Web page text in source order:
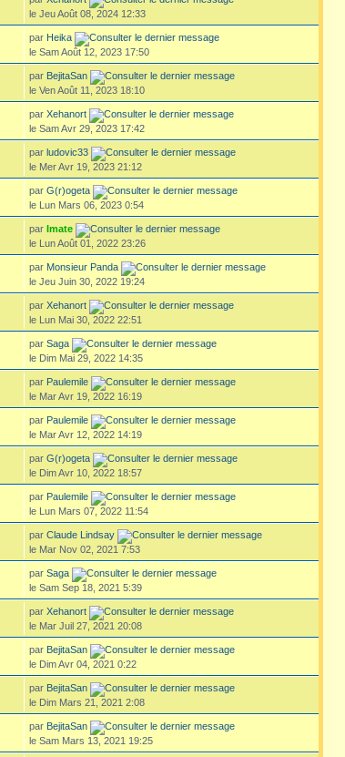
le Jeu Août 08, 2024 12:33
par Heika
le Sam Août 12, 2023 17:50
par BejitaSan
le Ven Août 11, 2023 18:10
par Xehanort
le Sam Avr 29, 2023 17:42
par ludovic33
le Mer Avr 19, 2023 21:12
par G(r)ogeta
le Lun Mars 06, 2023 0:54
par Imate
le Lun Août 01, 2022 23:26
par Monsieur Panda
le Jeu Juin 30, 2022 19:24
par Xehanort
le Lun Mai 30, 2022 22:51
par Saga
le Dim Mai 29, 2022 14:35
par Paulemile
le Mar Avr 19, 2022 16:19
par Paulemile
le Mar Avr 12, 2022 14:19
par G(r)ogeta
le Dim Avr 10, 2022 18:57
par Paulemile
le Lun Mars 07, 2022 11:54
par Claude Lindsay
le Mar Nov 02, 2021 7:53
par Saga
le Sam Sep 18, 2021 5:39
par Xehanort
le Mar Juil 27, 2021 20:08
par BejitaSan
le Dim Avr 04, 2021 0:22
par BejitaSan
le Dim Mars 21, 2021 2:08
par BejitaSan
le Sam Mars 13, 2021 19:25